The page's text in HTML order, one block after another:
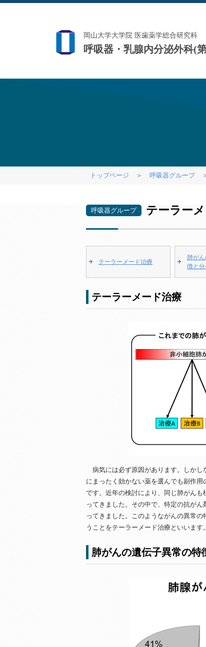
岡山大学大学院 医歯薬学総合研究科
呼吸器・乳腺内分泌外科(
トップページ ＞ 呼吸器グループ
呼吸器グループ テーラー
テーラーメード治療
肺が
徴と
テーラーメード治療
病気には必ず原因があります。しかし
にまったく効かない薬を選んでも副作
です。近年の検討により、同じ肺がん
ってきました。その中で、特定の抗が
ってきました。このようながんの異常
うことをテーラーメード治療といいます。
肺がんの遺伝子異常の特